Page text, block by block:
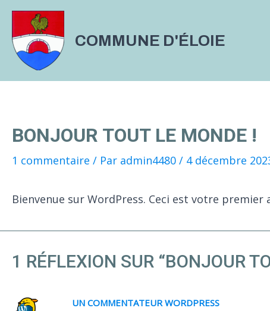
Aller
contenu
COMMUNE D'ÉLOIE
BONJOUR TOUT LE MONDE !
1 commentaire / Par admin4480 / 4 décembre
Bienvenue sur WordPress. Ceci est votre
1 RÉFLEXION SUR “BONJOUR
UN COMMENTATEUR WORDPRESS